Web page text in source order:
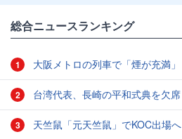
総合ニュースランキング
1 大阪メトロの列車で「煙が充満」
2 台湾代表、長崎の平和式典を欠席
3 天竺鼠「元天竺鼠」でKOC出場へ